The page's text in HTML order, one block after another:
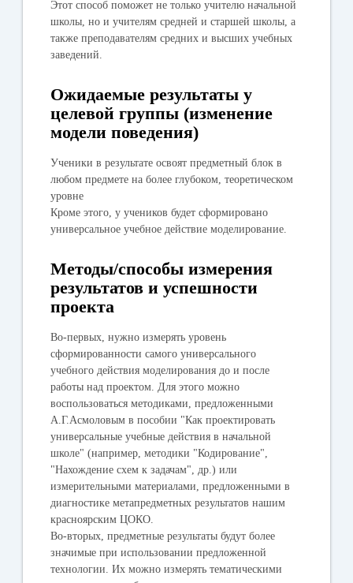
Этот способ поможет не только учителю начальной
школы, но и учителям средней и старшей школы, а
также преподавателям средних и высших учебных
заведений.
Ожидаемые результаты у
целевой группы (изменение
модели поведения)
Ученики в результате освоят предметный блок в
любом предмете на более глубоком, теоретическом
уровне
Кроме этого, у учеников будет сформировано
универсальное учебное действие моделирование.
Методы/способы измерения
результатов и успешности
проекта
Во-первых, нужно измерять уровень
сформированности самого универсального
учебного действия моделирования до и после
работы над проектом. Для этого можно
воспользоваться методиками, предложенными
А.Г.Асмоловым в пособии "Как проектировать
универсальные учебные действия в начальной
школе" (например, методики "Кодирование",
"Нахождение схем к задачам", др.) или
измерительными материалами, предложенными в
диагностике метапредметных результатов нашим
красноярским ЦОКО.
Во-вторых, предметные результаты будут более
значимые при использовании предложенной
технологии. Их можно измерять тематическими